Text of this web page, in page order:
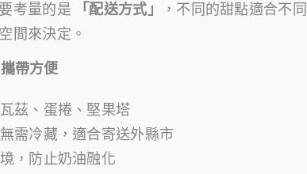
考量的是 「配送方式」
，不同的甜點適合不
間來決定。
帶方便
茲、蛋捲、堅果塔
需冷藏，適合寄送外縣市
，防止奶油融化